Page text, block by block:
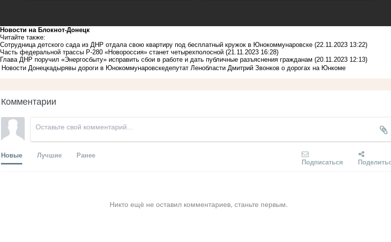
Новости на Блoкнoт-Донецк
Читайте также:
Сотрудница детского сада из ДНР отдала свою квартиру под бесплатный кружок в Юнокоммунаровске (22.11.2023 13:22)
Часть федеральной трассы Р-280 «Новороссия» станет четырехполосной (21.11.2023 16:28)
Глава ДНР поручил «Энергосбыту» исправить сбои в работе и дать публичные разъяснения гражданам (20.11.2023 12:13)
Новости Донецкадырявы дороги в Юнокоммунаровскедепутат Ленобласти Дмитрий Звонков о дорогах на Юнкоме
Комментарии
Новые Лучшие Ранее
Подписаться
Никто ещё не оставил комментариев, станьте первым.